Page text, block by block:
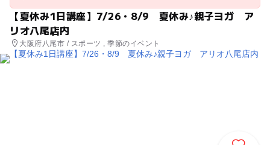
【夏休み1日講座】7/26・8/9 夏休み♪親子ヨガ ア
リオ八尾店内
大阪府八尾市 / スポーツ , 季節のイベント